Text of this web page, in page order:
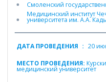
Смоленский
Медицинский институт
университета им. А.А.
ДАТА ПРОВЕДЕНИЯ : 20
МЕСТО ПРОВЕДЕНИЯ:
медицинский университет